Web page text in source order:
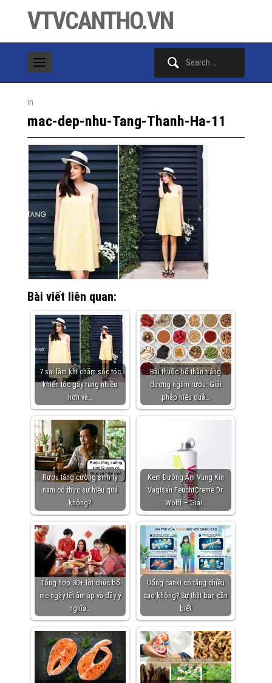
VTVCANTHO.VN
in
mac-dep-nhu-Tang-Thanh-Ha-11
Bài viết liên quan:
7 sai lầm khi chăm sóc tóc
khiến tóc gãy rụng nhiều
hơn và…
Bài thuốc bổ thận tráng
dương ngâm rượu: Giải
pháp hiệu quả…
Rượu tăng cường sinh lý
nam có thực sự hiệu quả
không?
Kem Dưỡng Ẩm Vùng Kín
Vagisan FeuchtCreme Dr.
Wolff – Giải…
Tổng hợp 30+ lời chúc bố
mẹ ngày tết ấm áp và đầy ý
nghĩa…
Uống canxi có tăng chiều
cao không? Sự thật bạn cần
biết